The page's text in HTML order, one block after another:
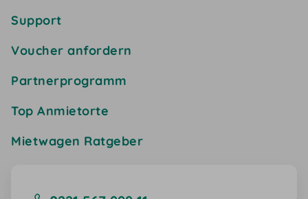
Support
Voucher anfordern
Partnerprogramm
Top Anmietorte
Mietwagen Ratgeber